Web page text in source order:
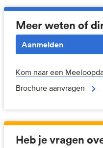
Meer weten of
Aanmelden
Kom naar een
Brochure aanvragen
Heb je vragen